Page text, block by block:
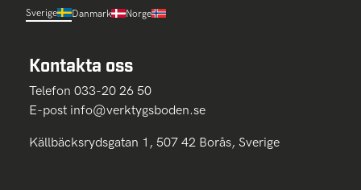
Sverige Danmark Norge
Kontakta oss
Telefon 033-20 26 50
E-post info@verktygsboden.se
Källbäcksrydsgatan 1, 507 42 Borås, Sverige